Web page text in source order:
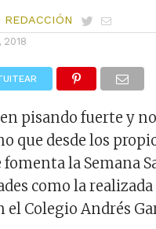
2018
pisando fuerte y
que desde los
fomenta la Semana
como la
el Colegio Andrés